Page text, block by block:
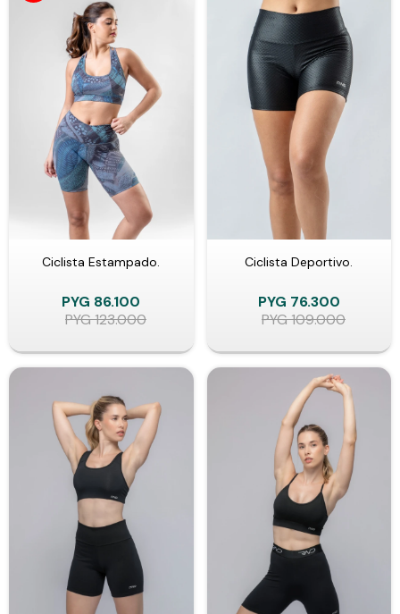
Ciclista Estampado.
PYG 86.100
PYG123.000
Ciclista Deportivo.
PYG 76.300
PYG109.000